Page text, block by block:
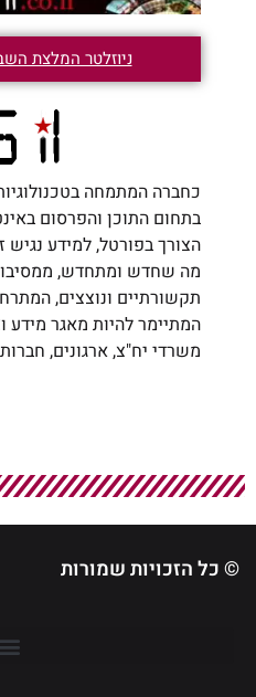
ניוזלטר המלצת
כחברה המתמחה
בתחום התוכן והפרסום
הצורך בפורטל, למידע נגיש
מה שחדש ומתחדש,
תקשורתיים ונוצצים,
המתיימר להיות מאגר מידע
משרדי יח"צ, ארגונים,
© כל הזכויות שמורות